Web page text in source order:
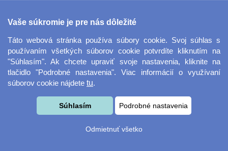
Velkoformátová
Desiatový box
Vaše súkromie je pre nás dôležité
Táto webová stránka používa súbory cookie. Svoj súhlas s
používaním všetkých súborov cookie potvrdíte kliknutím na
"Súhlasím". Ak chcete upraviť svoje nastavenia, kliknite na
tlačidlo "Podrobné nastavenia". Viac informácií o využívaní
súborov cookie nájdete tu.
Súhlasím Podrobné nastavenia
Odmietnuť všetko